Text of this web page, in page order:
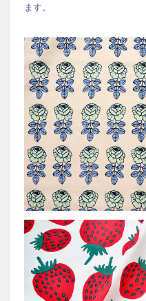
ます。